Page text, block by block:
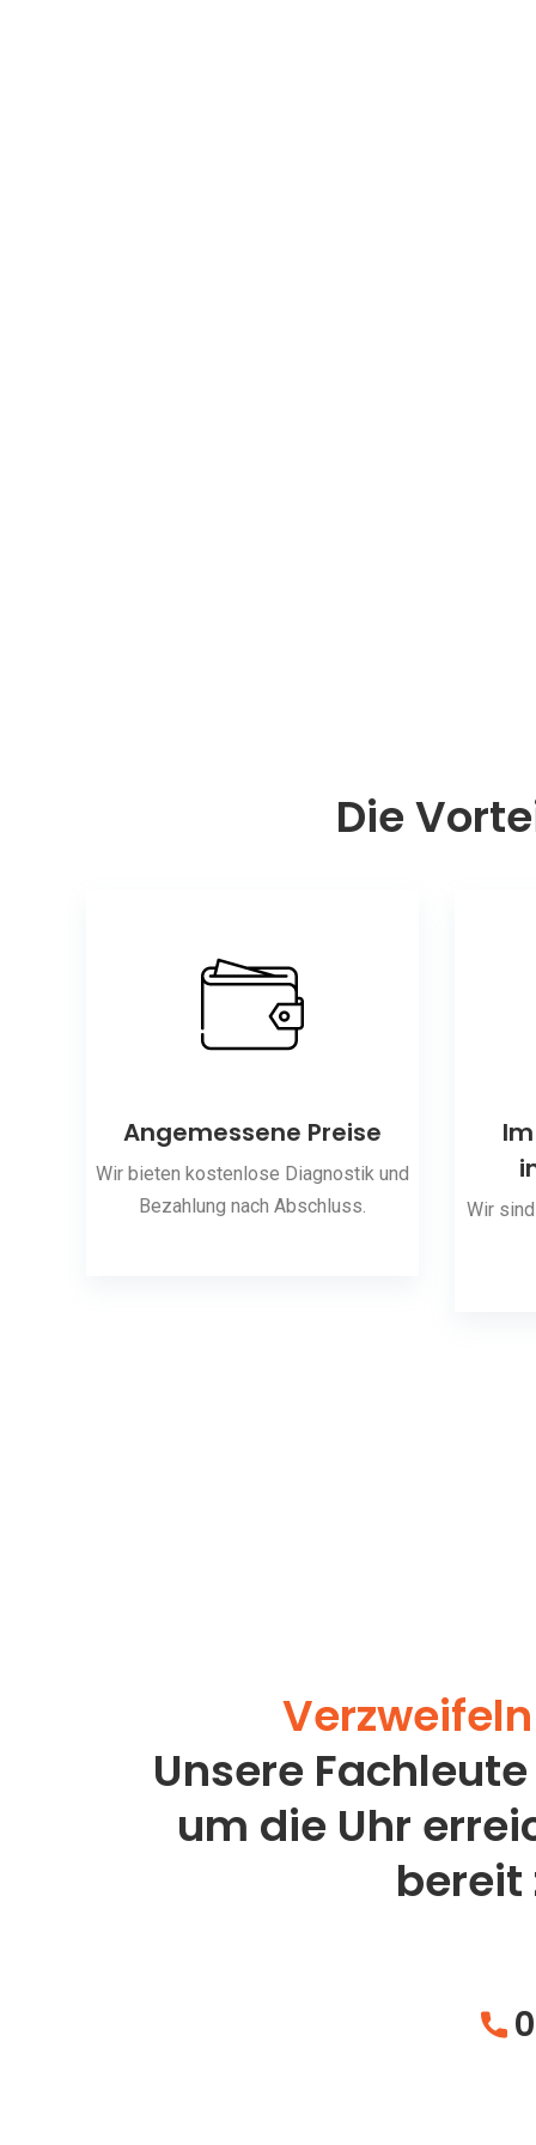
Die
Angemessene Preise
Wir bieten kostenlose Diagnostik und
Bezahlung nach Abschluss.
Wir
Unsere
um die Uhr
bereit